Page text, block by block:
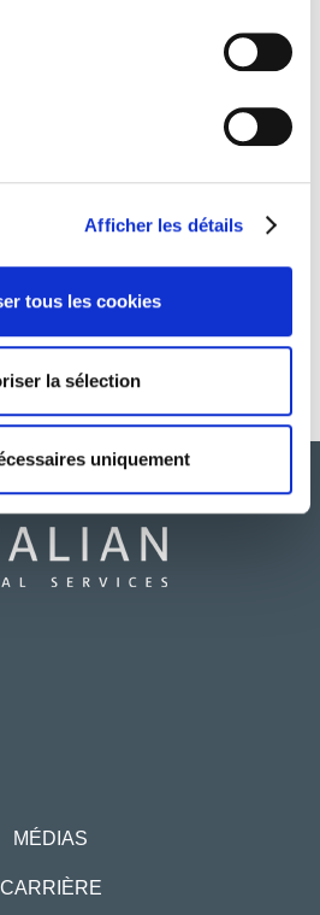
Afficher les détails
tous les cookies
la sélection
uniquement
ATALIAN Academy,
cultivons nos talents
MÉDIAS
CARRIÈRE